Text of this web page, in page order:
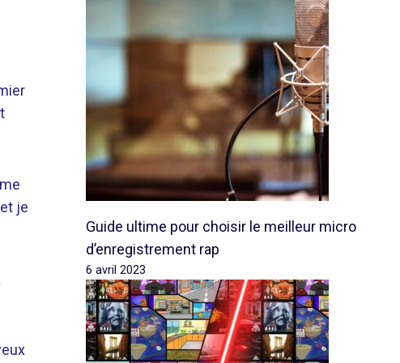
je
Guide ultime pour choisir le meilleur micro
d’enregistrement rap
6 avril 2023